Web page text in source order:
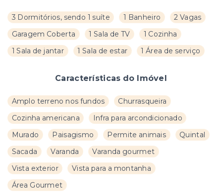
3 Dormitórios, sendo 1 suíte 1 Banheiro
2 Vagas
Garagem Coberta
1 Sala de TV
1 Cozinha
1 Sala de jantar
1 Sala de estar 1 Área de serviço
Características do Imóvel
Amplo terreno nos fundos
Churrasqueira
Cozinha americana
Infra para arcondicionado
Murado
Paisagismo Permite animais
Quintal
Sacada
Varanda
Varanda gourmet
Vista exterior
Vista para a montanha
Área Gourmet